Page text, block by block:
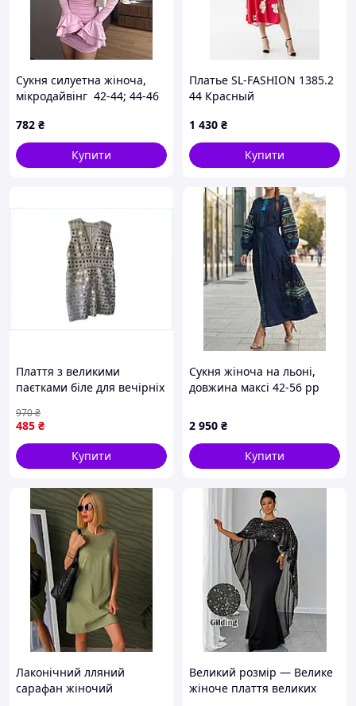
Сукня силуетна жіноча,
мікродайвінг 42-44; 44-46
782 ₴
Купити
Платье SL-FASHION 1385.2
44 Красный
1 430 ₴
Купити
Плаття з великими
паєтками біле для вечірніх
для жінок
485 ₴
970₴
Купити
Сукня жіноча на льоні,
довжина максі 42-56 рр
2 950 ₴
Купити
Лаконічний лляний
сарафан жіночий
Великий розмір — Велике
жіноче плаття великих